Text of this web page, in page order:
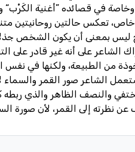
وخاصة في قصائده ”أغنية الكَرْب“
خاص، تعكس حالتين روحانيتين
ليس بمعنى أن يكون الشخص
الشاعر على أنه غير قادر على
من الطبيعة، ولكنها في نفس
الشاعر صور القمر
والنصف الظاهر والذي
عن نظرته إلى القمر، لأن صورة